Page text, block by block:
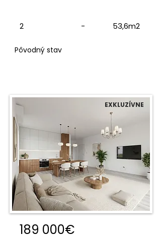
2 - 53,6m2
Pôvodný stav
EXKLUZÍVNE
189 000€